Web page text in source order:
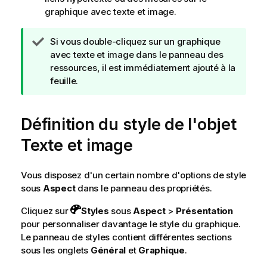
graphique avec texte et image.
N
o
t
e
n
s
e
l
Si vous double-cliquez sur un graphique
avec texte et image dans le panneau des
ressources, il est immédiatement ajouté à la
feuille.
Définition du style de l'objet
Texte et image
Vous disposez d'un certain nombre d'options de style
sous Aspectdans le panneau des propriétés.
Cliquez sur
Styles sousAspect> Présentation
pour personnaliser davantage le style du graphique.
Le panneau de styles contient différentes sections
sous les onglets Général et Graphique.